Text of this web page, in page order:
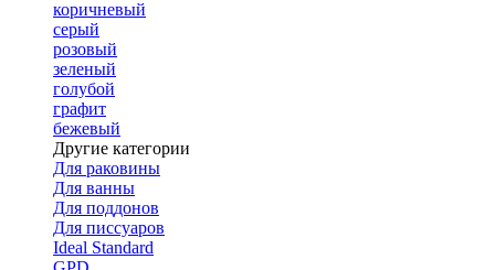
коричневый
серый
розовый
зеленый
голубой
графит
бежевый
Другие категории
Для раковины
Для ванны
Для поддонов
Для писсуаров
Ideal Standard